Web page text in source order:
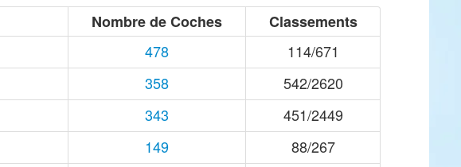
Nombre de Coches
Classements
478
114/671
358
542/2620
343
451/2449
149
88/267